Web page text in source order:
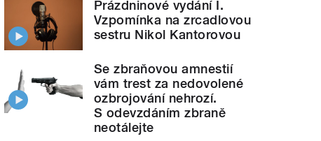
Prázdninové vydání I.
Vzpomínka na zrcadlovou
sestru Nikol Kantorovou
Se zbraňovou amnestií
vám trest za nedovolené
ozbrojování nehrozí.
S odevzdáním zbraně
neotálejte